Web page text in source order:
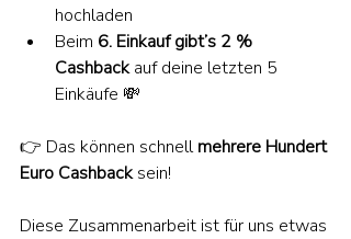
hochladen
Beim 6. Einkauf gibt’s 2 %
Cashback auf deine letzten 5
Einkäufe 💸
👉 Das können schnell mehrere Hundert
Euro Cashback sein!
Diese Zusammenarbeit ist für uns etwas